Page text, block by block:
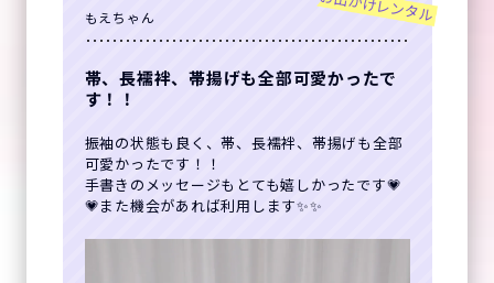
もえちゃん
帯、長襦袢、帯揚げも全部可愛かったで
す！！
振袖の状態も良く、帯、長襦袢、帯揚げも全部
可愛かったです！！
手書きのメッセージもとても嬉しかったです💗
💗また機会があれば利用します✨✨